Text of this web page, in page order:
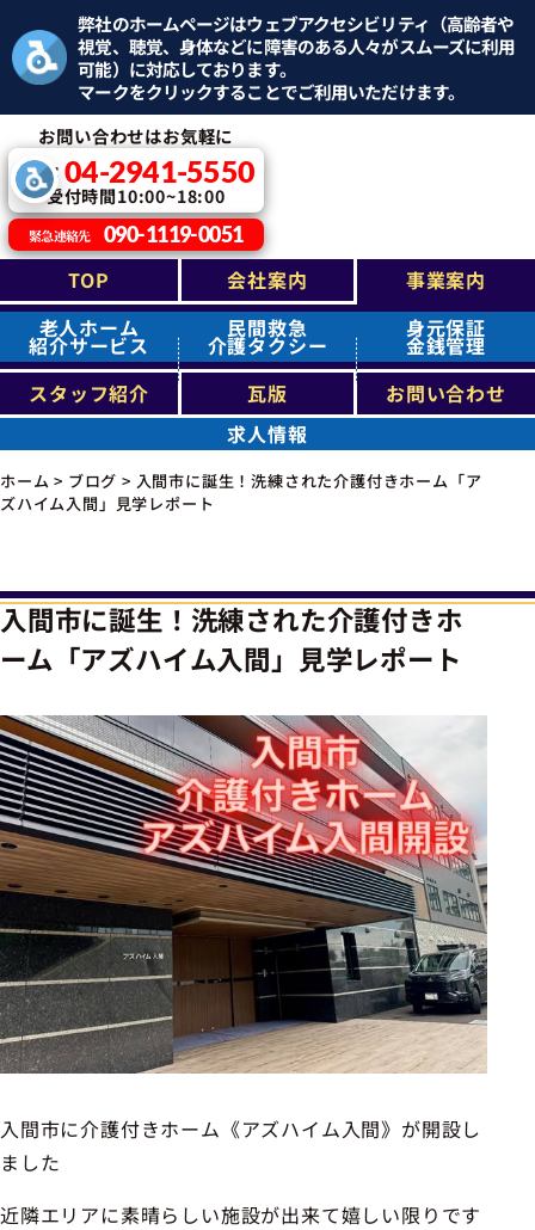
弊社のホームページはウェブアクセシビリティ（高齢者や
視覚、聴覚、身体などに障害のある人々がスムーズに利用
可能）に対応しております。
マークをクリックすることでご利用いただけます。
お問い合わせはお気軽に
TEL：04-2941-5550
受付時間10:00~18:00
緊急連絡先 090-1119-0051
TOP 会社案内
事業案内
老人ホーム
紹介サービス
民間救急
介護タクシー
身元保証
金銭管理
スタッフ紹介
瓦版
お問い合わせ
求人情報
ホーム > ブログ > 入間市に誕生！洗練された介護付きホーム「ア
ズハイム入間」見学レポート
入間市に誕生！洗練された介護付きホ
ーム「アズハイム入間」見学レポート
入間市に介護付きホーム《アズハイム入間》が開設し
ました
近隣エリアに素晴らしい施設が出来て嬉しい限りです